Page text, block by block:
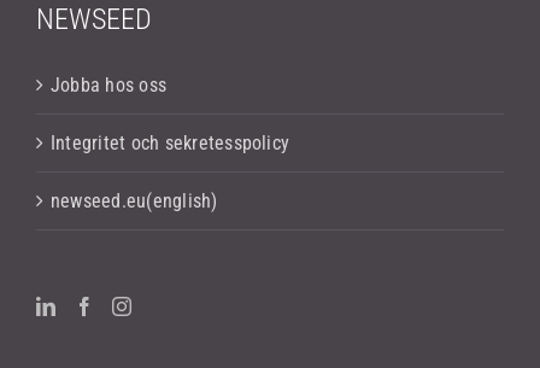
NEWSEED
Jobba hos oss
Integritet och sekretesspolicy
newseed.eu(english)